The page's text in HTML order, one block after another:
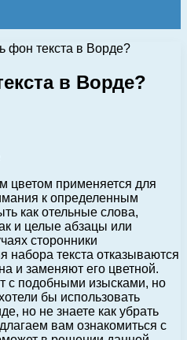
фон текста в Ворде?
в Ворде?
цветом применяется для
к определенным
как отельные слова,
и целые абзацы или
сторонники
набора текста отказываются
и заменяют его цветной.
с подобными изысками, но
бы использовать
но не знаете как убрать
вам ознакомиться с